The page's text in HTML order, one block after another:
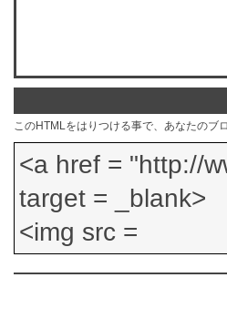
このHTMLをはりつける事で、あなたのブ